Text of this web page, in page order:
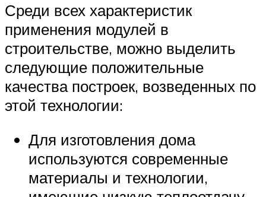
Среди всех характеристик
применения модулей в
строительстве, можно выделить
следующие положительные
качества построек, возведенных по
этой технологии:
Для изготовления дома
используются современные
материалы и технологии,